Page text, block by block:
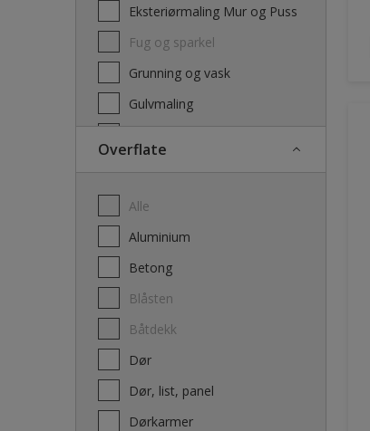
Eksteriørmaling Mur og Puss
Fug og sparkel
Grunning og vask
Gulvmaling
Overflate
Alle
Aluminium
Betong
Blåsten
Båtdekk
Dør
Dør, list, panel
Dørkarmer